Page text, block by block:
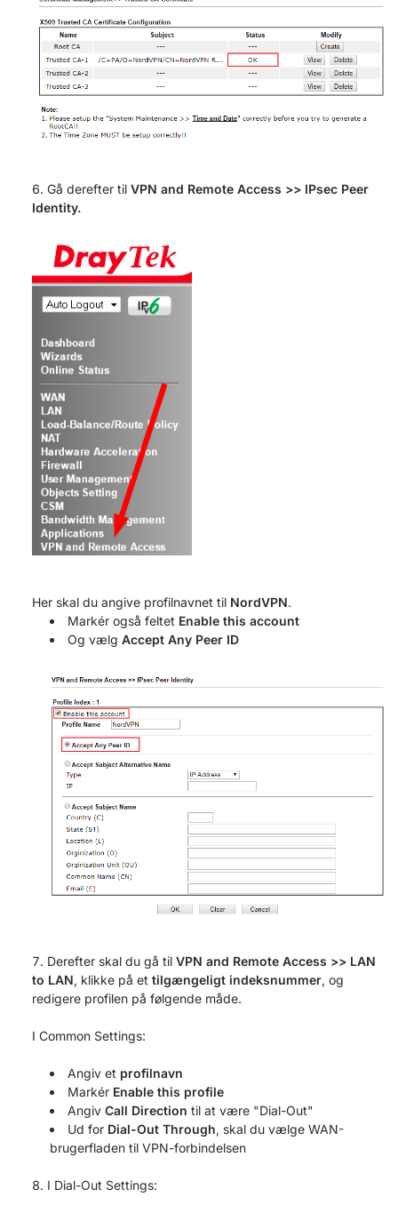
Gå derefter til VPN and Remote Access >> IPsec Peer
Identity.
Her skal du angive profilnavnet til NordVPN.
Markér også feltet Enable this account
Og vælg Accept Any Peer ID
Derefter skal du gå til VPN and Remote Access >> LAN
to LAN, klikke på et tilgængeligt indeksnummer, og
redigere profilen på følgende måde.
I Common Settings:
Angiv et profilnavn
Markér Enable this profile
Angiv Call Direction til at være "Dial-Out"
Ud for Dial-Out Through, skal du vælge WAN-
brugerfladen til VPN-forbindelsen
I Dial-Out Settings: